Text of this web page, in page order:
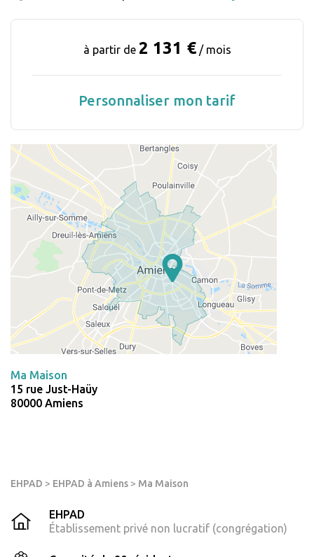
EHPAD > EHPAD à Amiens > Ma Maison
EHPAD
Établissement privé non lucratif (congrégation)
à partir de 2 131 €/ mois
Personnaliser mon tarif
Ma Maison
15 rue Just-Haüy
80000 Amiens